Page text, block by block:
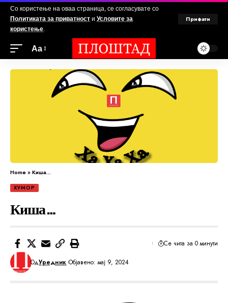
Со користење на оваа страница, се согласувате со
Политиката за приватност и Условите за
користење.
Прифати
Аа
Home»Киша…
ХУМОР
Киша…
ОдУредник Објавено: мај 9, 2024
Се чита за 0 минути